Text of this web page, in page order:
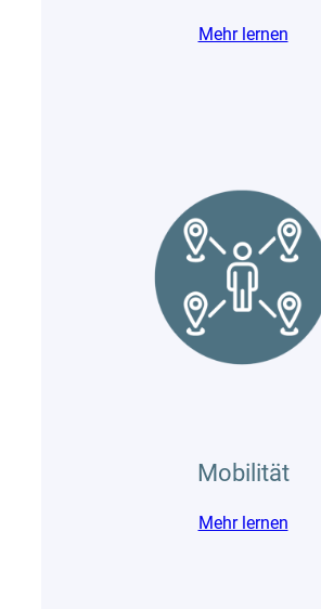
Mehr lernen
Mobilität
Mehr lernen